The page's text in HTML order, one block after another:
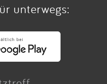
unterwegs: